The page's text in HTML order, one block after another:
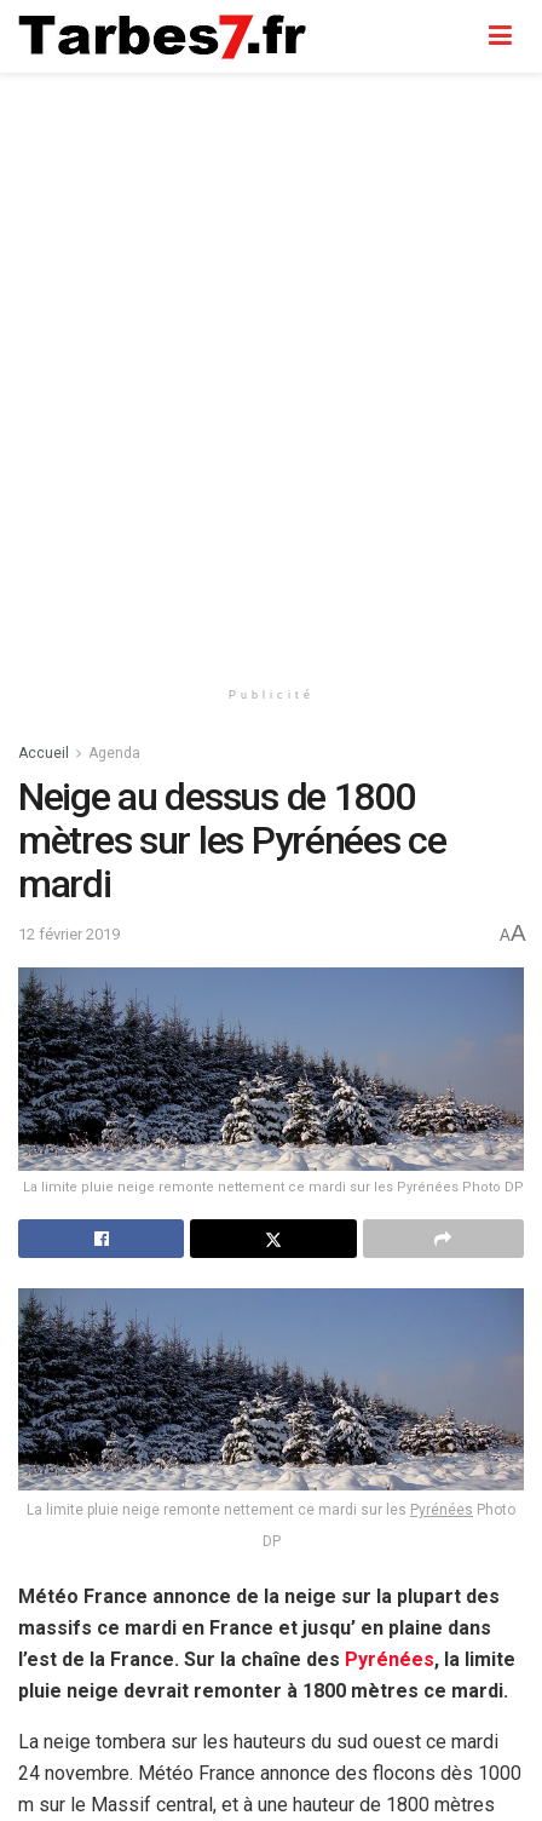
Publicité
Accueil Agenda
Neige au dessus de 1800
mètres sur les Pyrénées ce
mardi
12 février 2019 AA
La limite pluie neige remonte nettement ce mardi sur les Pyrénées Photo DP
La limite pluie neige remonte nettement ce mardi sur les Pyrénées Photo
DP
Météo France annonce de la neige sur la plupart des
massifs ce mardi en France et jusqu’ en plaine dans
l’est de la France. Sur la chaîne des Pyrénées, la limite
pluie neige devrait remonter à 1800 mètres ce mardi.
La neige tombera sur les hauteurs du sud ouest ce mardi
24 novembre. Météo France annonce des flocons dès 1000
m sur le Massif central, et à une hauteur de 1800 mètres